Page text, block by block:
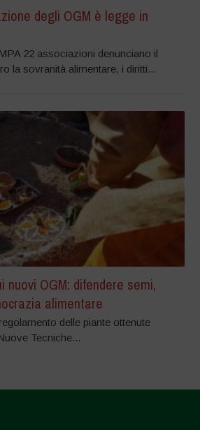
degli OGM è legge in
22 associazioni denunciano il
la sovranità alimentare, i diritti...
nuovi OGM: difendere semi,
alimentare
delle piante ottenute
Tecniche...